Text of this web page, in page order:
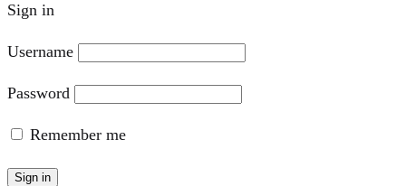
Sign in
Username
Password
Remember me
Sign in